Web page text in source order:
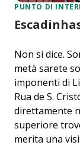
PUNTO DI
Non si dice.
metà sarete
imponenti di
Rua de S.
direttamente
superiore
merita una